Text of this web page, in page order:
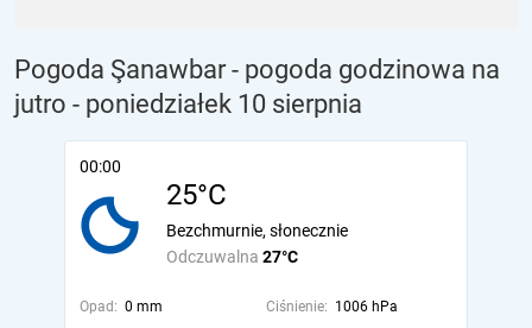
Pogoda Şanawbar - pogoda godzinowa na
jutro - poniedziałek 10 sierpnia
00:00
25°C
Odczuwalna 27°C
Bezchmurnie, słonecznie
Opad: 0 mm Ciśnienie: 1006 hPa